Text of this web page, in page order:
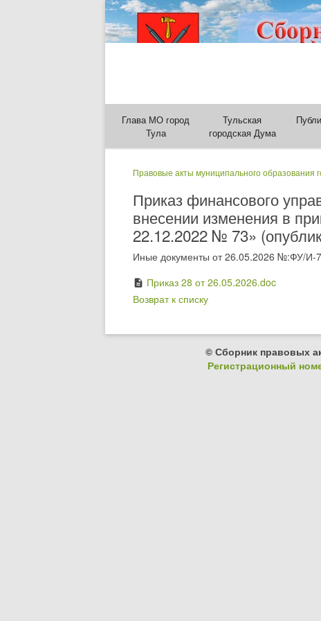
Глава МО город
Тула
Тульская
городская Дума
Правовые акты муниципального образования
Приказ финансового
внесении изменения в
22.12.2022 № 73»
Иные документы от 26.05.2026 №:ФУ/И-
description Приказ 28 от 26.05.2026.doc
Возврат к списку
© Сборник правовых
Регистрационный